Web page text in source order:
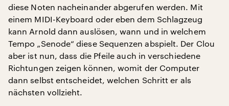
diese Noten nacheinander abgerufen werden. Mit
einem MIDI-Keyboard oder eben dem Schlagzeug
kann Arnold dann auslösen, wann und in welchem
Tempo „Senode“ diese Sequenzen abspielt. Der Clou
aber ist nun, dass die Pfeile auch in verschiedene
Richtungen zeigen können, womit der Computer
dann selbst entscheidet, welchen Schritt er als
nächsten vollzieht.